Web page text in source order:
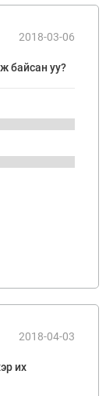
2018-03-06
байсан уу?
2018-04-03
их